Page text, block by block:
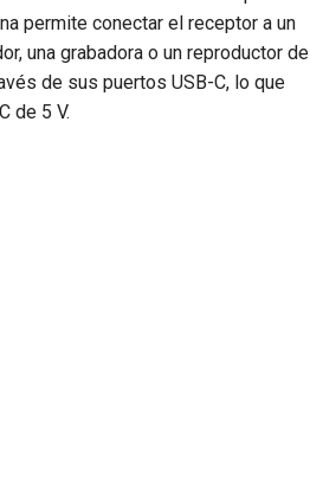
permite conectar el receptor a un
una grabadora o un reproductor de
de sus puertos USB-C, lo que
de 5 V.